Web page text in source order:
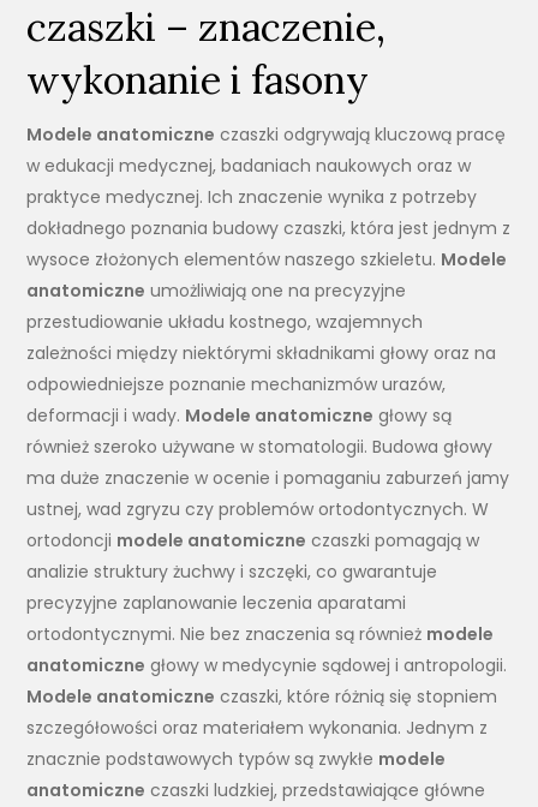
czaszki – znaczenie,
wykonanie i fasony
Modele anatomiczne czaszki odgrywają kluczową pracę
w edukacji medycznej, badaniach naukowych oraz w
praktyce medycznej. Ich znaczenie wynika z potrzeby
dokładnego poznania budowy czaszki, która jest jednym z
wysoce złożonych elementów naszego szkieletu. Modele
anatomiczne umożliwiają one na precyzyjne
przestudiowanie układu kostnego, wzajemnych
zależności między niektórymi składnikami głowy oraz na
odpowiedniejsze poznanie mechanizmów urazów,
deformacji i wady. Modele anatomiczne głowy są
również szeroko używane w stomatologii. Budowa głowy
ma duże znaczenie w ocenie i pomaganiu zaburzeń jamy
ustnej, wad zgryzu czy problemów ortodontycznych. W
ortodoncji modele anatomiczne czaszki pomagają w
analizie struktury żuchwy i szczęki, co gwarantuje
precyzyjne zaplanowanie leczenia aparatami
ortodontycznymi. Nie bez znaczenia są również modele
anatomiczne głowy w medycynie sądowej i antropologii.
Modele anatomiczne czaszki, które różnią się stopniem
szczegółowości oraz materiałem wykonania. Jednym z
znacznie podstawowych typów są zwykłe modele
anatomiczne czaszki ludzkiej, przedstawiające główne